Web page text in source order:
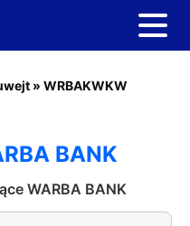
» WRBAKWKW
BANK
WARBA BANK